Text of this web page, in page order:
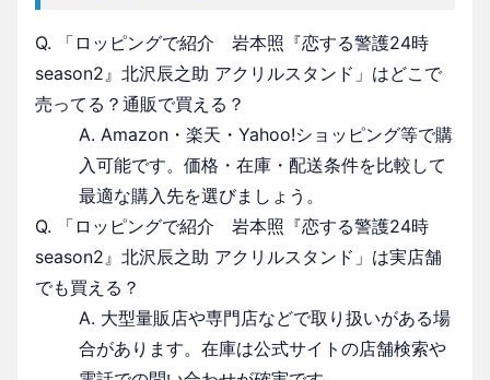
Q. 「ロッピングで紹介 岩本照『恋する警護24時
season2』北沢辰之助 アクリルスタンド」はどこで
売ってる？通販で買える？
A. Amazon・楽天・Yahoo!ショッピング等で購
入可能です。価格・在庫・配送条件を比較して
最適な購入先を選びましょう。
Q. 「ロッピングで紹介 岩本照『恋する警護24時
season2』北沢辰之助 アクリルスタンド」は実店舗
でも買える？
A. 大型量販店や専門店などで取り扱いがある場
合があります。在庫は公式サイトの店舗検索や